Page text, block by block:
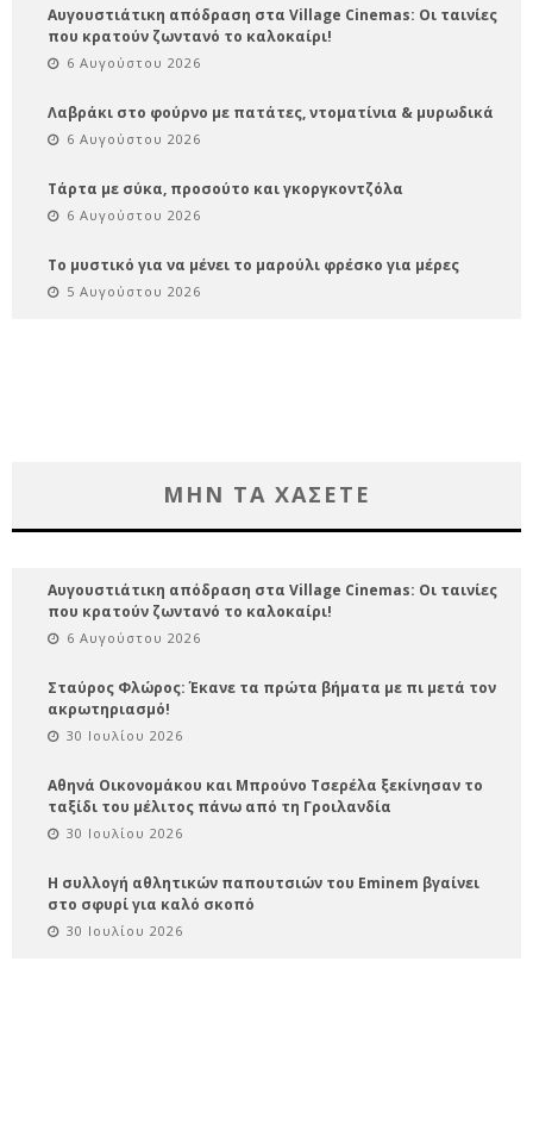
Αυγουστιάτικη απόδραση στα Village Cinemas: Οι ταινίες
που κρατούν ζωντανό το καλοκαίρι!
6 Αυγούστου 2026
Λαβράκι στο φούρνο με πατάτες, ντοματίνια & μυρωδικά
6 Αυγούστου 2026
Τάρτα με σύκα, προσούτο και γκοργκοντζόλα
6 Αυγούστου 2026
Το μυστικό για να μένει το μαρούλι φρέσκο για μέρες
5 Αυγούστου 2026
ΜΗΝ ΤΑ ΧΑΣΕΤΕ
Αυγουστιάτικη απόδραση στα Village Cinemas: Οι ταινίες
που κρατούν ζωντανό το καλοκαίρι!
6 Αυγούστου 2026
Σταύρος Φλώρος: Έκανε τα πρώτα βήματα με πι μετά τον
ακρωτηριασμό!
30 Ιουλίου 2026
Αθηνά Οικονομάκου και Μπρούνο Τσερέλα ξεκίνησαν το
ταξίδι του μέλιτος πάνω από τη Γροιλανδία
30 Ιουλίου 2026
Η συλλογή αθλητικών παπουτσιών του Eminem βγαίνει
στο σφυρί για καλό σκοπό
30 Ιουλίου 2026